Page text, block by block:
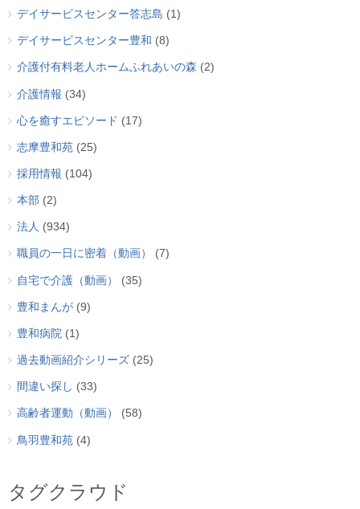
デイサービスセンター答志島 (1)
デイサービスセンター豊和 (8)
介護付有料老人ホームふれあいの森 (2)
介護情報 (34)
心を癒すエピソード (17)
志摩豊和苑 (25)
採用情報 (104)
本部 (2)
法人 (934)
職員の一日に密着（動画） (7)
自宅で介護（動画） (35)
豊和まんが (9)
豊和病院 (1)
過去動画紹介シリーズ (25)
間違い探し (33)
高齢者運動（動画） (58)
鳥羽豊和苑 (4)
タグクラウド